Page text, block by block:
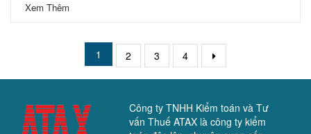
Xem Thêm
1 2 3 4
Công ty TNHH Kiểm toán và Tư
vấn Thuế ATAX là công ty kiểm